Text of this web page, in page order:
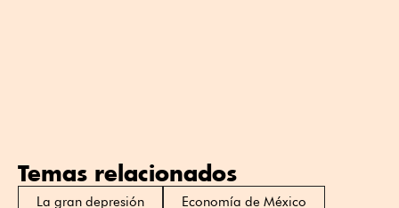
Temas relacionados
La gran depresión
Economía de México